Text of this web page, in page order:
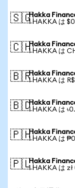
🇸🇬Hakka
1 HAKKA は
🇨🇭Hakka
1 HAKKA は
🇧🇷Hakka
1 HAKKA は
🇧🇩Hakka
1 HAKKA は
🇵🇭Hakka
1 HAKKA は
🇵🇱Hakka
1 HAKKA は